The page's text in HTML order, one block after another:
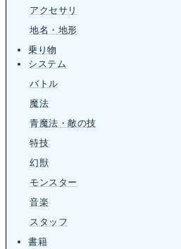
アクセサリ
地名・地形
乗り物
システム
バトル
魔法
青魔法・敵の技
特技
幻獣
モンスター
音楽
スタッフ
書籍